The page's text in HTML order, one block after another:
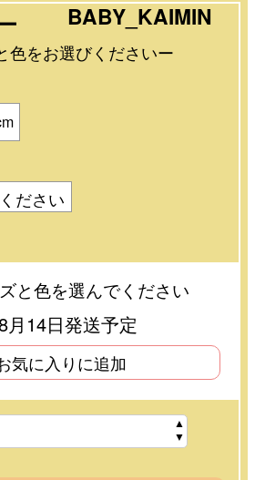
BABY_KAIMIN
色をお選びくださいー
と色を選んでください
月14日発送予定
気に入りに追加